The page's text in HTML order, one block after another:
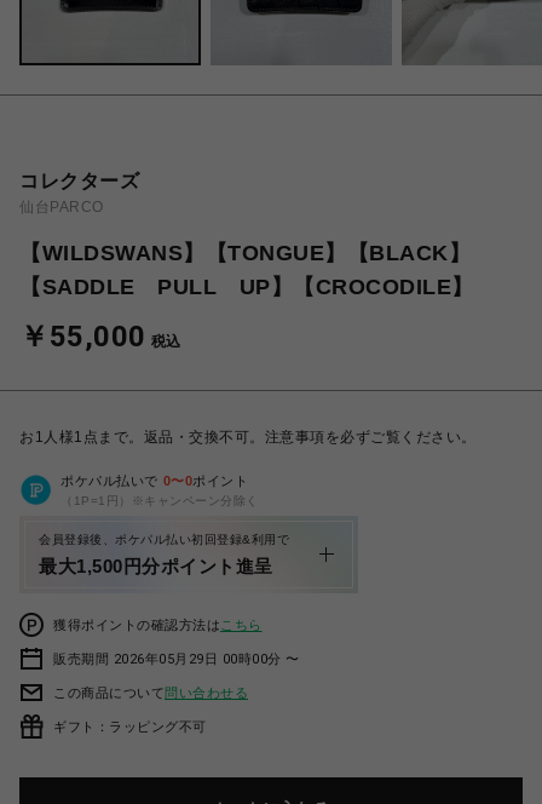
コレクターズ
仙台PARCO
【WILDSWANS】【TONGUE】【BLACK】
【SADDLE PULL UP】【CROCODILE】
￥55,000 税込
お1人様1点まで。返品・交換不可。注意事項を必ずご覧ください。
ポケパル払いで 0〜0ポイント
（1P=1円）※キャンペーン分除く
会員登録後、ポケパル払い初回登録&利用で
最大1,500円分ポイント進呈
獲得ポイントの確認方法は こちら
販売期間 2026年05月29日 00時00分 〜
この商品について問い合わせる
ギフト：ラッピング不可